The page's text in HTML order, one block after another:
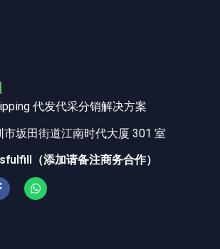
代发代采分销解决方案
坂田街道江南时代大厦 301 室
（添加请备注商务合作）